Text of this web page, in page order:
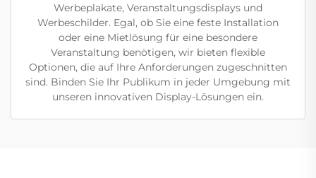
Werbeplakate, Veranstaltungsdisplays und
Werbeschilder. Egal, ob Sie eine feste Installation
oder eine Mietlösung für eine besondere
Veranstaltung benötigen, wir bieten flexible
Optionen, die auf Ihre Anforderungen zugeschnitten
sind. Binden Sie Ihr Publikum in jeder Umgebung mit
unseren innovativen Display-Lösungen ein.